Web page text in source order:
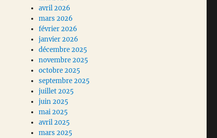
avril 2026
mars 2026
février 2026
janvier 2026
décembre 2025
novembre 2025
octobre 2025
septembre 2025
juillet 2025
juin 2025
mai 2025
avril 2025
mars 2025